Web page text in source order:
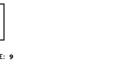
9